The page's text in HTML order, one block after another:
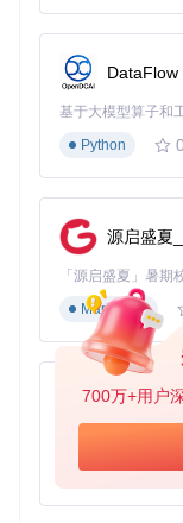
700万+用户
此外，au build
测试。
能对比研究，为开
如何处理实际业务
佳实践的绝佳平台
吧！
DataFlow
基于大模型算子和
Python
0
源启盛夏
Markdown
py-xiaozhi
Python